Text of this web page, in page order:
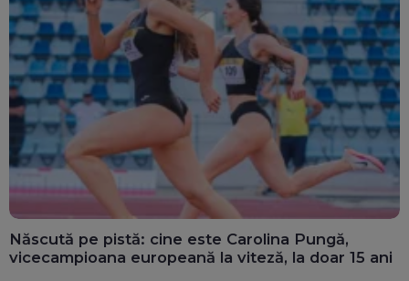
Născută pe pistă: cine este Carolina Pungă,
vicecampioana europeană la viteză, la doar 15 ani